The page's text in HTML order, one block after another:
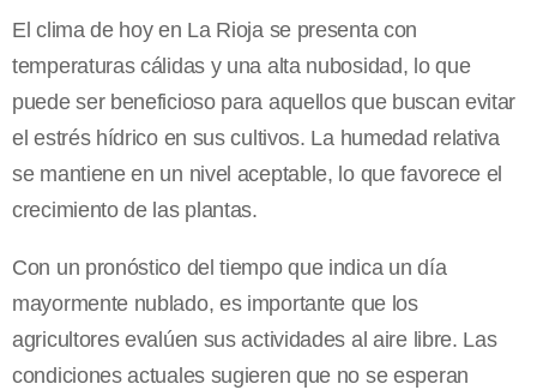
El clima de hoy en La Rioja se presenta con
temperaturas cálidas y una alta nubosidad, lo que
puede ser beneficioso para aquellos que buscan evitar
el estrés hídrico en sus cultivos. La humedad relativa
se mantiene en un nivel aceptable, lo que favorece el
crecimiento de las plantas.
Con un pronóstico del tiempo que indica un día
mayormente nublado, es importante que los
agricultores evalúen sus actividades al aire libre. Las
condiciones actuales sugieren que no se esperan